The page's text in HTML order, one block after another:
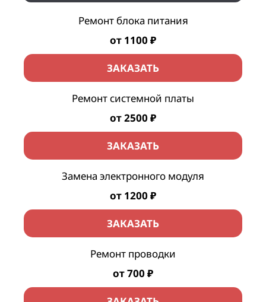
Ремонт блока питания
от 1100 ₽
ЗАКАЗАТЬ
Ремонт системной платы
от 2500 ₽
ЗАКАЗАТЬ
Замена электронного модуля
от 1200 ₽
ЗАКАЗАТЬ
Ремонт проводки
от 700 ₽